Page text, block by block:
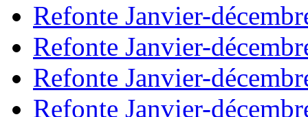
Refonte Janvier-
Refonte Janvier-
Refonte Janvier-
Refonte Janvier-